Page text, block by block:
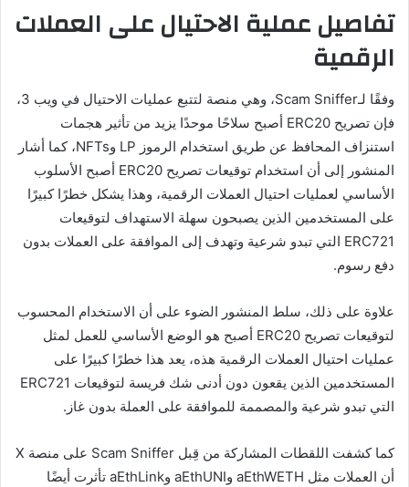
تفاصيل عملية الاحتيال على العملات
الرقمية
وفقًا لـScam Sniffer، وهي منصة لتتبع عمليات الاحتيال في ويب 3،
فإن تصريح ERC20 أصبح سلاحًا موحدًا يزيد من تأثير هجمات
استنزاف المحافظ عن طريق استخدام الرموز LP وNFTs، كما أشار
المنشور إلى أن استخدام توقيعات تصريح ERC20 أصبح الأسلوب
الأساسي لعمليات احتيال العملات الرقمية، وهذا يشكل خطرًا كبيرًا
على المستخدمين الذين يصبحون سهلة الاستهداف لتوقيعات
ERC721 التي تبدو شرعية وتهدف إلى الموافقة على العملات بدون
دفع رسوم.
علاوة على ذلك، سلط المنشور الضوء على أن الاستخدام المحسوب
لتوقيعات تصريح ERC20 أصبح هو الوضع الأساسي للعمل لمثل
عمليات احتيال العملات الرقمية هذه، يعد هذا خطرًا كبيرًا على
المستخدمين الذين يقعون دون أدنى شك فريسة لتوقيعات ERC721
التي تبدو شرعية والمصممة للموافقة على العملة بدون غاز.
كما كشفت اللقطات المشاركة من قِبل Scam Sniffer على منصة X
أن العملات مثل aEthWETH وaEthUNI وaEthLink تأثرت أيضًا